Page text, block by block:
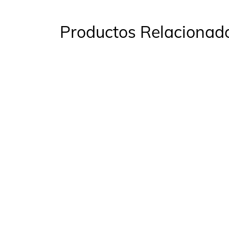
Productos